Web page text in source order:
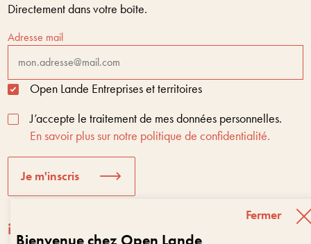
Directement dans votre boîte.
Adresse mail
Open Lande Entreprises et territoires
J’accepte le traitement de mes données personnelles.
En savoir plus sur notre politique de confidentialité.
Je m'inscris
Fermer